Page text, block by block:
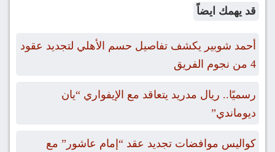
قد يهمك ايضاً
أحمد شوبير يكشف تفاصيل حسم الأهلي لتجديد عقود
4 من نجوم الفريق
رسميًا.. ريال مدريد يتعاقد مع الإيفواري “يان
ديوماندي”
كواليس موافضات تجديد عقد “إمام عاشور” مع